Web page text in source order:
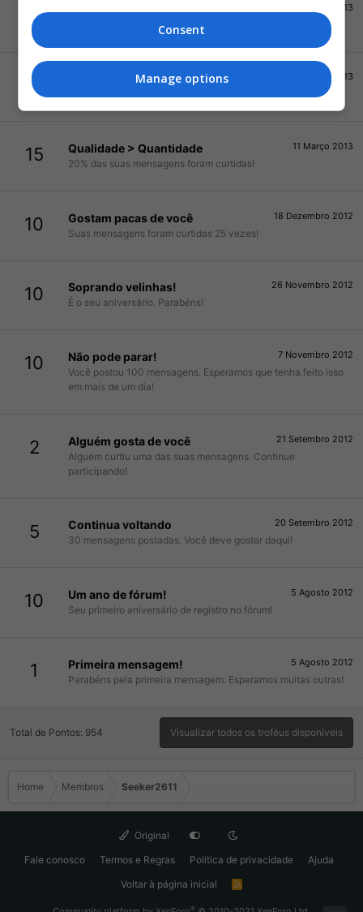
15 25 Março 2013
Postador nato
15 18 Março 2013
Usuário popular
15 11 Março 2013
Qualidade > Quantidade
20% das suas mensagens foram curtidas!
10 18 Dezembro 2012
Gostam pacas de você
Suas mensagens foram curtidas 25 vezes!
10 26 Novembro 2012
Soprando velinhas!
É o seu aniversário. Parabéns!
10 7 Novembro 2012
Não pode parar!
Você postou 100 mensagens. Esperamos que tenha feito isso
em mais de um dia!
2 21 Setembro 2012
Alguém gosta de você
Alguém curtiu uma das suas mensagens. Continue
participando!
5 20 Setembro 2012
Continua voltando
30 mensagens postadas. Você deve gostar daqui!
10 5 Agosto 2012
Um ano de fórum!
Seu primeiro aniversário de registro no fórum!
1 5 Agosto 2012
Primeira mensagem!
Parabéns pela primeira mensagem. Esperamos muitas outras!
Total de Pontos: 954 Visualizar todos os troféus disponíveis
Home Membros Seeker2611
Original
Fale conosco
Termos e Regras Política de privacidade
Ajuda
Voltar à página inicial
R
®
Consent
Manage options